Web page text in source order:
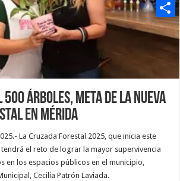
500 árboles, meta de la nueva
en Mérida
La Cruzada Forestal 2025, que inicia este
el reto de lograr la mayor supervivencia
en los espacios públicos en el municipio,
Cecilia Patrón Laviada.